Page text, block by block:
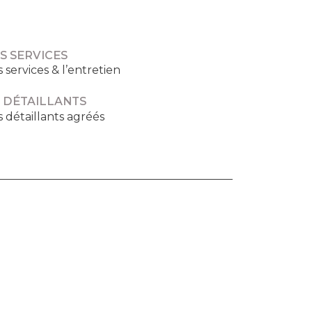
SERVICES
services & l’entretien
DÉTAILLANTS
détaillants agréés